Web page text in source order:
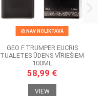
NAV NOLIKTAVĀ
GEO F.TRUMPER EUCRIS
TUALETES ŪDENS VĪRIEŠIEM
100ML
58,99 €
VIEW